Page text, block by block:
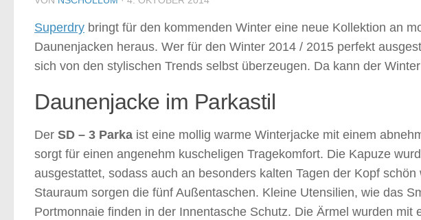
Superdry bringt für den kommenden Winter eine neue Kollektion an
Daunenjacken heraus. Wer für den Winter 2014 / 2015 perfekt
sich von den stylischen Trends selbst überzeugen. Da kann der
Daunenjacke im Parkastil
Der SD – 3 Parka ist eine mollig warme Winterjacke mit einem
sorgt für einen angenehm kuscheligen Tragekomfort. Die Kapuze
ausgestattet, sodass auch an besonders kalten Tagen der Kopf
Stauraum sorgen die fünf Außentaschen. Kleine Utensilien, wie das
Portmonnaie finden in der Innentasche Schutz. Die Ärmel wurden mit